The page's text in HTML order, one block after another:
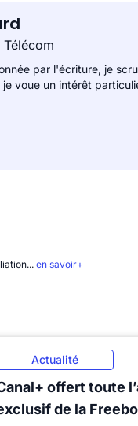
par l'écriture, je
voue un intérêt
en savoir+
Actualité
offert toute
de la